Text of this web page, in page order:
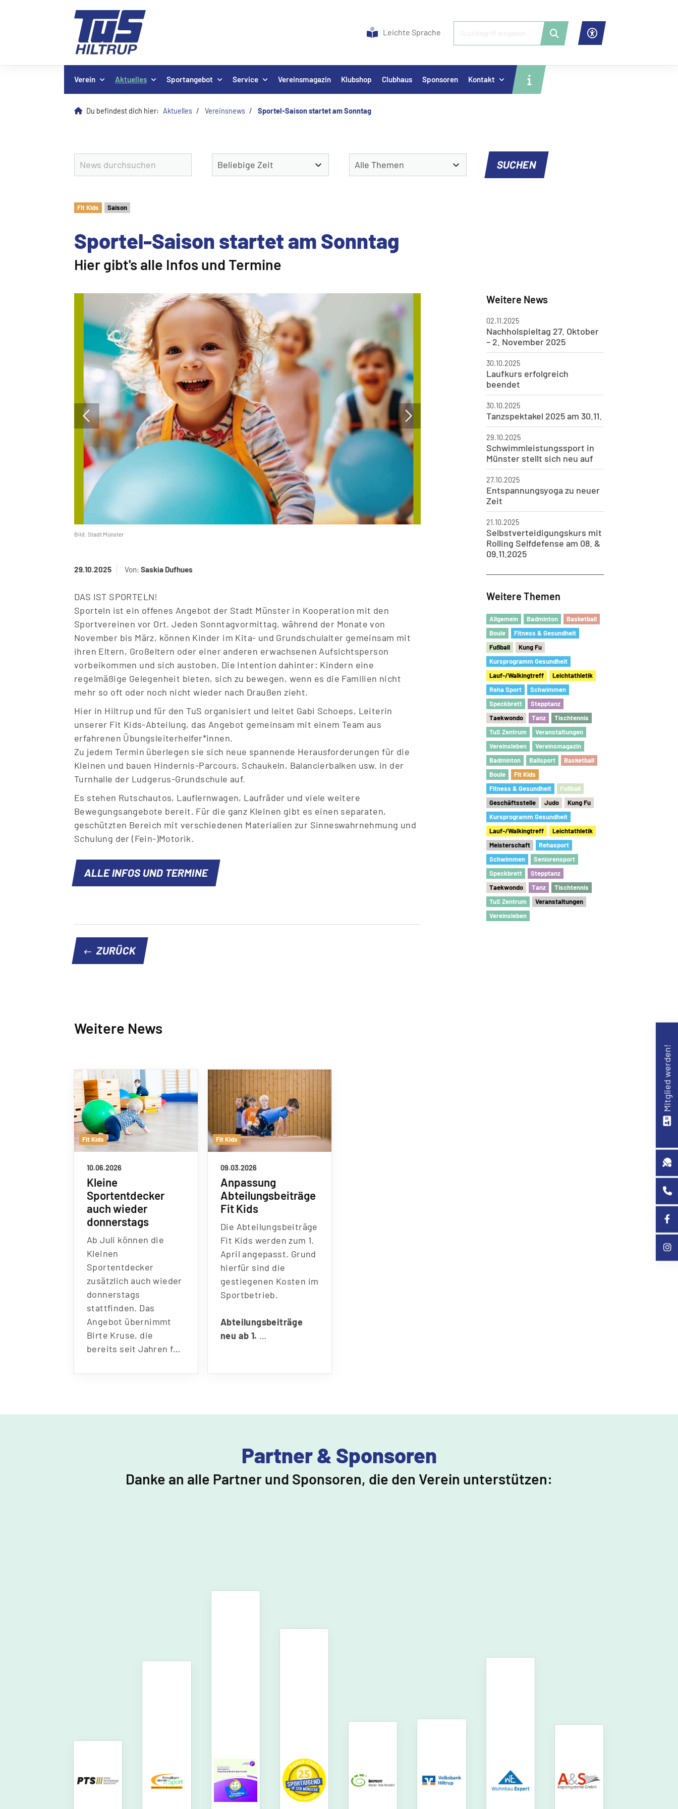
Leichte Sprache
Verein Aktuelles Sportangebot Service Vereinsmagazin Klubshop Clubhaus Sponsoren Kontakt
Du befindest dich hier: Aktuelles Vereinsnews Sportel-Saison startet am Sonntag
Fit Kids Saison
Sportel-Saison startet am Sonntag
Hier gibt's alle Infos und Termine
Bild: Stadt Münster Tag des Kinderturnens Saison 24/25
29.10.2025 Von: Saskia Dufhues
DAS IST SPORTELN!
Sporteln ist ein offenes Angebot der Stadt Münster in Kooperation mit den
Sportvereinen vor Ort. Jeden Sonntagvormittag, während der Monate von
November bis März, können Kinder im Kita- und Grundschulalter gemeinsam mit
ihren Eltern, Großeltern oder einer anderen erwachsenen Aufsichtsperson
vorbeikommen und sich austoben. Die Intention dahinter: Kindern eine
regelmäßige Gelegenheit bieten, sich zu bewegen, wenn es die Familien nicht
mehr so oft oder noch nicht wieder nach Draußen zieht.
Hier in Hiltrup und für den TuS organisiert und leitet Gabi Schoeps, Leiterin
unserer Fit Kids-Abteilung, das Angebot gemeinsam mit einem Team aus
erfahrenen Übungsleiterhelfer*innen.
Zu jedem Termin überlegen sie sich neue spannende Herausforderungen für die
Kleinen und bauen Hindernis-Parcours, Schaukeln, Balancierbalken usw. in der
Turnhalle der Ludgerus-Grundschule auf.
Es stehen Rutschautos, Lauflernwagen, Laufräder und viele weitere
Bewegungsangebote bereit. Für die ganz Kleinen gibt es einen separaten,
geschützten Bereich mit verschiedenen Materialien zur Sinneswahrnehmung und
Schulung der (Fein-)Motorik.
ALLE INFOS UND TERMINE
ZURÜCK
Weitere News
02.11.2025
Nachholspieltag 27. Oktober
– 2. November 2025
30.10.2025
Laufkurs erfolgreich
beendet
30.10.2025
Tanzspektakel 2025 am 30.11.
29.10.2025
Schwimmleistungssport in
Münster stellt sich neu auf
27.10.2025
Entspannungsyoga zu neuer
Zeit
21.10.2025
Selbstverteidigungskurs mit
Rolling Selfdefense am 08. &
09.11.2025
Weitere Themen
Allgemein Badminton
Basketball
Boule
Fitness & Gesundheit
Fußball
Kung Fu
Kursprogramm Gesundheit
Lauf-/Walkingtreff
Leichtathletik
Reha Sport
Schwimmen
Speckbrett
Stepptanz
Taekwondo
Tanz
Tischtennis
TuS Zentrum
Veranstaltungen
Vereinsleben
Vereinsmagazin
Badminton
Ballsport
Basketball
Boule
Fit Kids
Fitness & Gesundheit
Fußball
Geschäftsstelle
Judo
Kung Fu
Kursprogramm Gesundheit
Lauf-/Walkingtreff
Leichtathletik
Meisterschaft
Rehasport
Schwimmen
Seniorensport
Speckbrett
Stepptanz
Taekwondo
Tanz
Tischtennis
TuS Zentrum
Veranstaltungen
Vereinsleben
Weitere News
Fit Kids
10.06.2026
Kleine
Sportentdecker
auch wieder
donnerstags
Ab Juli können die
Kleinen
Sportentdecker
zusätzlich auch wieder
donnerstags
stattfinden. Das
Angebot übernimmt
Birte Kruse, die bereits
seit Jahren f…
Fit Kids
09.03.2026
Anpassung
Abteilungsbeiträge
Fit Kids
Die Abteilungsbeiträge
Fit Kids werden zum 1.
April angepasst. Grund
hierfür sind die
gestiegenen Kosten im
Sportbetrieb.
Abteilungsbeiträge
neu ab 1.…
Partner & Sponsoren
Danke an alle Partner und Sponsoren, die den Verein unterstützen:
Mitglied werden!